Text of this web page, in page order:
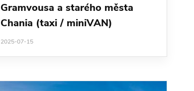
Gramvousa a starého města
Chania (taxi / miniVAN)
2025-07-15